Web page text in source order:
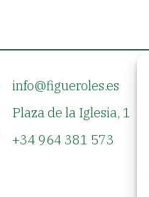
info@figueroles.es
Plaza de la Iglesia, 1
+34 964 381 573